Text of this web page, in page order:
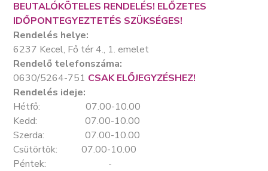
BEUTALÓKÖTELES RENDELÉS! ELŐZETES
IDŐPONTEGYEZTETÉS SZÜKSÉGES!
Rendelés helye:
6237 Kecel, Fő tér 4., 1. emelet
Rendelő telefonszáma:
0630/5264-751 CSAK ELŐJEGYZÉSHEZ!
Rendelés ideje:
Hétfő: 07.00-10.00
Kedd: 07.00-10.00
Szerda: 07.00-10.00
Csütörtök: 07.00-10.00
Péntek: -